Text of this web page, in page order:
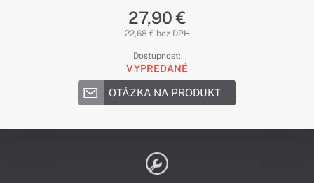
27,90 €
22,68 € bez DPH
Dostupnosť:
VYPREDANÉ
OTÁZKA NA PRODUKT